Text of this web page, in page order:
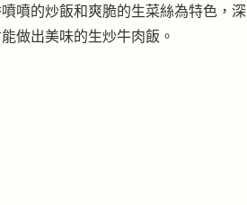
噴的炒飯和爽脆的生菜絲為特色，深
做出美味的生炒牛肉飯。